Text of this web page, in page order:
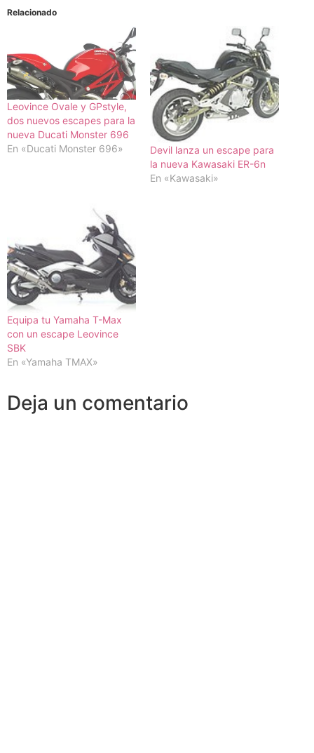
Relacionado
Leovince Ovale y GPstyle,
dos nuevos escapes para la
nueva Ducati Monster 696
En «Ducati Monster 696»
Devil lanza un escape para
la nueva Kawasaki ER-6n
En «Kawasaki»
Equipa tu Yamaha T-Max
con un escape Leovince
SBK
En «Yamaha TMAX»
Deja un comentario